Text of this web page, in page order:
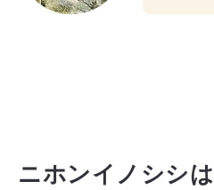
ニホンイノシシ